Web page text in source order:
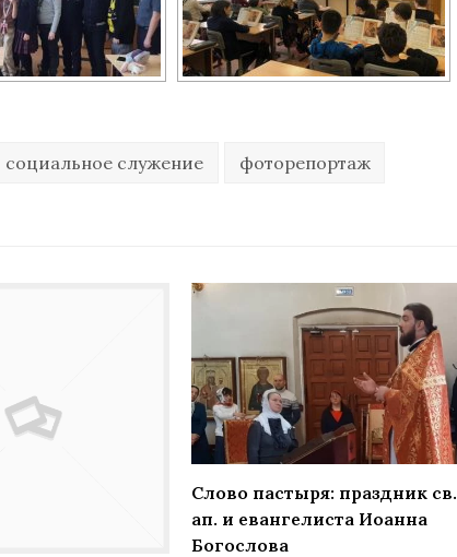
социальное служение фоторепортаж
Слово пастыря: праздник св.
ап. и евангелиста Иоанна
Богослова